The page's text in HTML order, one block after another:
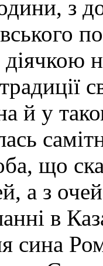
з
діячкою
й у
що
а з
в
сина